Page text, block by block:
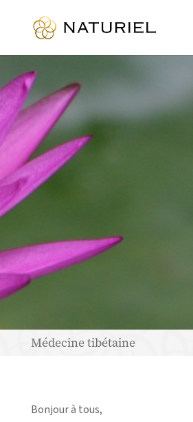
Médecine tibétaine
Bonjour à tous,